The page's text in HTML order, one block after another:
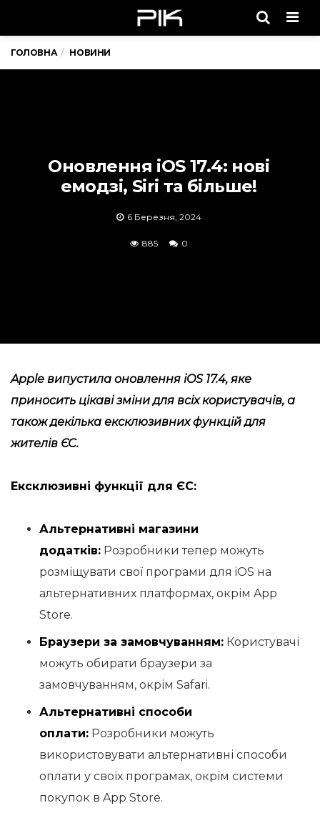
ГОЛОВНА НОВИНИ
Оновлення iOS 17.4: нові
емодзі, Siri та більше!
6 Березня, 2024
885 0
Apple випустила оновлення iOS 17.4, яке
приносить цікаві зміни для всіх користувачів, а
також декілька ексклюзивних функцій для
жителів ЄС.
Ексклюзивні функції для ЄС:
Альтернативні магазини
додатків: Розробники тепер можуть
розміщувати свої програми для iOS на
альтернативних платформах, окрім App
Store.
Браузери за замовчуванням: Користувачі
можуть обирати браузери за
замовчуванням, окрім Safari.
Альтернативні способи
оплати: Розробники можуть
використовувати альтернативні способи
оплати у своїх програмах, окрім системи
покупок в App Store.